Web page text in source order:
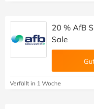
20 % AfB
Sale
Verfällt in 1 Woche